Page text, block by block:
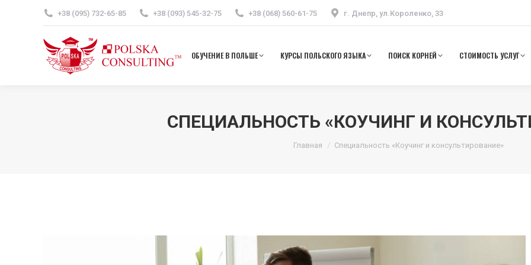
+38 (095) 732-65-85 +38 (093) 545-32-75 +38 (068) 560-61-75 г. Днепр, ул.Короленко, 33
ОБУЧЕНИЕ В ПОЛЬШЕ КУРСЫ ПОЛЬСКОГО ЯЗЫКА ПОИСК КОРНЕЙ СТОИМОСТЬ УСЛУГ
СПЕЦИАЛЬНОСТЬ «КОУЧИНГ И
Вы здесь:
Главная Специальность «Коучинг и консультирование»
ОБУЧЕНИЕ В ПОЛЬШЕ КУРСЫ ПОЛЬСКОГО ЯЗЫКА